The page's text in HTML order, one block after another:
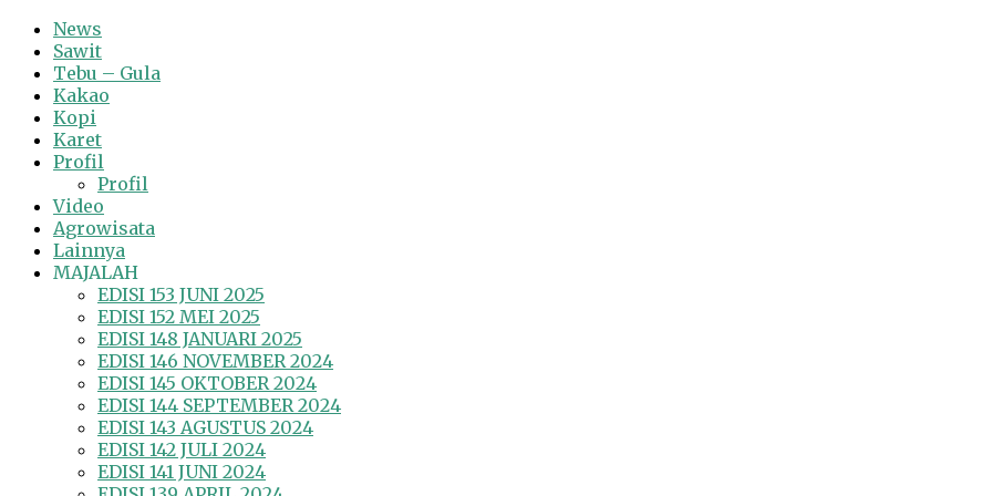
News
Sawit
Tebu – Gula
Kakao
Kopi
Karet
Profil
Profil
Video
Agrowisata
Lainnya
MAJALAH
EDISI 153 JUNI 2025
EDISI 152 MEI 2025
EDISI 148 JANUARI 2025
EDISI 146 NOVEMBER 2024
EDISI 145 OKTOBER 2024
EDISI 144 SEPTEMBER 2024
EDISI 143 AGUSTUS 2024
EDISI 142 JULI 2024
EDISI 141 JUNI 2024